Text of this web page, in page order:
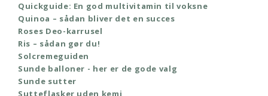
Quickguide: En god multivitamin til voksne
Quinoa – sådan bliver det en succes
Roses Deo-karrusel
Ris – sådan gør du!
Solcremeguiden
Sunde balloner - her er de gode valg
Sunde sutter
Sutteflasker uden kemi